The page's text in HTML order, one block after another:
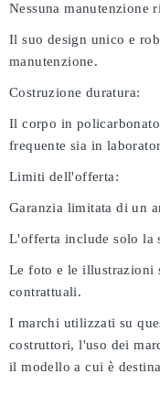
Nessuna manutenzione
Il suo design unico e
manutenzione.
Costruzione duratura:
Il corpo in
frequente sia in
Limiti dell'offerta:
Garanzia limitata di un
L'offerta include solo la
Le foto e le illustrazioni
contrattuali.
I marchi utilizzati su
costruttori, l'uso dei
il modello a cui è